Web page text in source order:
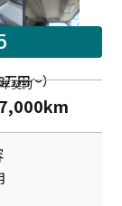
万円～）
契約